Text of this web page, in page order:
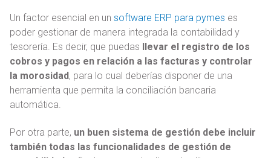
Un factor esencial en un software ERP para pymes es
poder gestionar de manera integrada la contabilidad y
tesorería. Es decir, que puedas llevar el registro de los
cobros y pagos en relación a las facturas y controlar
la morosidad , para lo cual deberías disponer de una
herramienta que permita la conciliación bancaria
automática.
Por otra parte, un buen sistema de gestión debe incluir
también todas las funcionalidades de gestión de